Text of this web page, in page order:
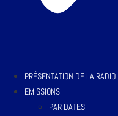
PRÉSENTATION DE LA RADIO
EMISSIONS
PAR DATES